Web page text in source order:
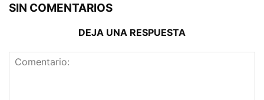
SIN COMENTARIOS
DEJA UNA RESPUESTA